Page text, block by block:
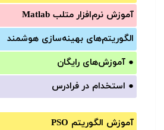
آموزش‌ نرم‌افزار متلب Matlab
الگوریتم‌های بهینه‌سازی هوشمند
● آموزش‌های رایگان
● استخدام در فرادرس
آموزش الگوریتم PSO